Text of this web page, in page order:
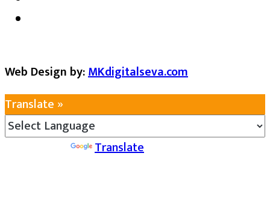
Web Design by:MKdigitalseva.com
Translate »
Translate